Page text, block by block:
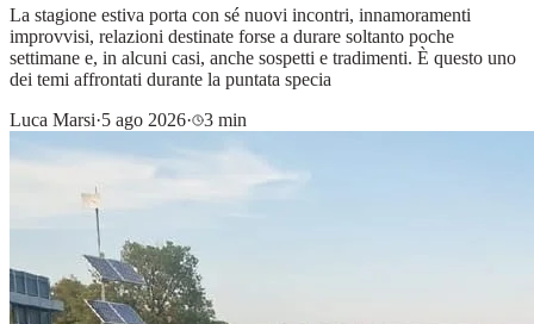
La stagione estiva porta con sé nuovi incontri, innamoramenti
improvvisi, relazioni destinate forse a durare soltanto poche
settimane e, in alcuni casi, anche sospetti e tradimenti. È questo uno
dei temi affrontati durante la puntata specia
Luca Marsi·5 ago 2026· 3 min